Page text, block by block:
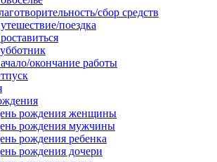
сбор средств
поездка
окончание работы
рождения женщины
рождения мужчины
рождения ребенка
рождения дочери